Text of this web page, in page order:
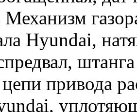
Механизм
Hyundai,
привода